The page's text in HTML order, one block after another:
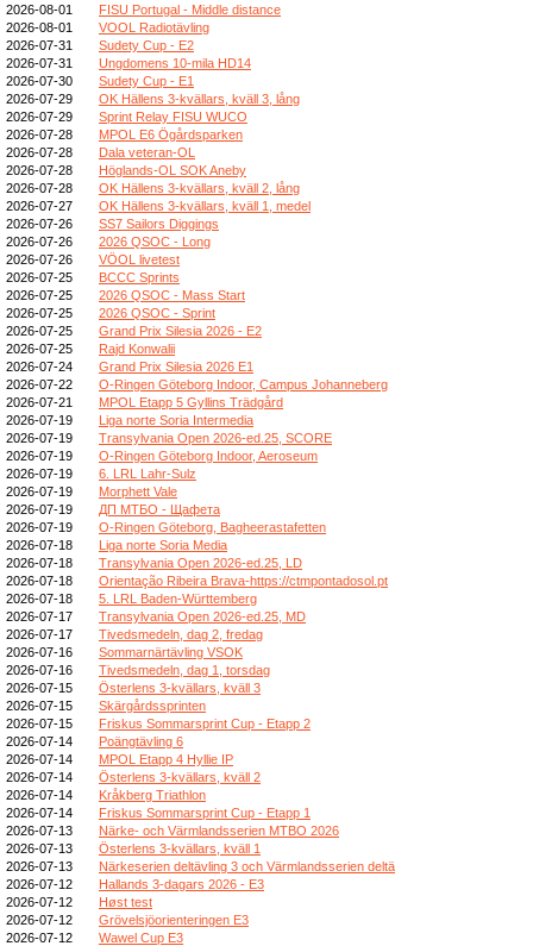
2026-08-01
FISU Portugal - Middle distance
2026-08-01
VOOL Radiotävling
2026-07-31
Sudety Cup - E2
2026-07-31
Ungdomens 10-mila HD14
2026-07-30
Sudety Cup - E1
2026-07-29
OK Hällens 3-kvällars, kväll 3, lång
2026-07-29
Sprint Relay FISU WUCO
2026-07-28
MPOL E6 Ögårdsparken
2026-07-28
Dala veteran-OL
2026-07-28
Höglands-OL SOK Aneby
2026-07-28
OK Hällens 3-kvällars, kväll 2, lång
2026-07-27
OK Hällens 3-kvällars, kväll 1, medel
2026-07-26
SS7 Sailors Diggings
2026-07-26
2026 QSOC - Long
2026-07-26
VÖOL livetest
2026-07-25
BCCC Sprints
2026-07-25
2026 QSOC - Mass Start
2026-07-25
2026 QSOC - Sprint
2026-07-25
Grand Prix Silesia 2026 - E2
2026-07-25
Rajd Konwalii
2026-07-24
Grand Prix Silesia 2026 E1
2026-07-22
O-Ringen Göteborg Indoor, Campus Johanneberg
2026-07-21
MPOL Etapp 5 Gyllins Trädgård
2026-07-19
Liga norte Soria Intermedia
2026-07-19
Transylvania Open 2026-ed.25, SCORE
2026-07-19
O-Ringen Göteborg Indoor, Aeroseum
2026-07-19
6. LRL Lahr-Sulz
2026-07-19
Morphett Vale
2026-07-19
ДП МТБО - Щафета
2026-07-19
O-Ringen Göteborg, Bagheerastafetten
2026-07-18
Liga norte Soria Media
2026-07-18
Transylvania Open 2026-ed.25, LD
2026-07-18
Orientação Ribeira Brava-https://ctmpontadosol.pt
2026-07-18
5. LRL Baden-Württemberg
2026-07-17
Transylvania Open 2026-ed.25, MD
2026-07-17
Tivedsmedeln, dag 2, fredag
2026-07-16
Sommarnärtävling VSOK
2026-07-16
Tivedsmedeln, dag 1, torsdag
2026-07-15
Österlens 3-kvällars, kväll 3
2026-07-15
Skärgårdssprinten
2026-07-15
Friskus Sommarsprint Cup - Etapp 2
2026-07-14
Poängtävling 6
2026-07-14
MPOL Etapp 4 Hyllie IP
2026-07-14
Österlens 3-kvällars, kväll 2
2026-07-14
Kråkberg Triathlon
2026-07-14
Friskus Sommarsprint Cup - Etapp 1
2026-07-13
Närke- och Värmlandsserien MTBO 2026
2026-07-13
Österlens 3-kvällars, kväll 1
2026-07-13
Närkeserien deltävling 3 och Värmlandsserien deltä
2026-07-12
Hallands 3-dagars 2026 - E3
2026-07-12
Høst test
2026-07-12
Grövelsjöorienteringen E3
2026-07-12
Wawel Cup E3